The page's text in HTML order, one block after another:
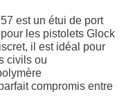
est un étui de port
les pistolets Glock
il est idéal pour
civils ou
compromis entre